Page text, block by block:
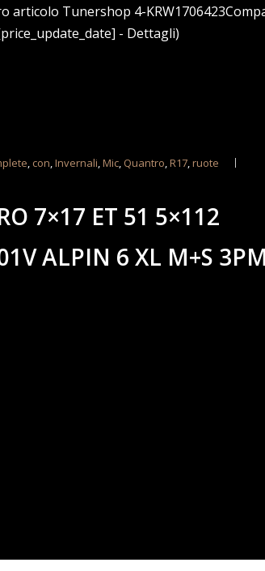
Tunershop 4-
- Dettagli)
, con,Invernali,Mic, Quantro,R17,ruote
7×17 ET 51 5×112
ALPIN 6 XL M+S